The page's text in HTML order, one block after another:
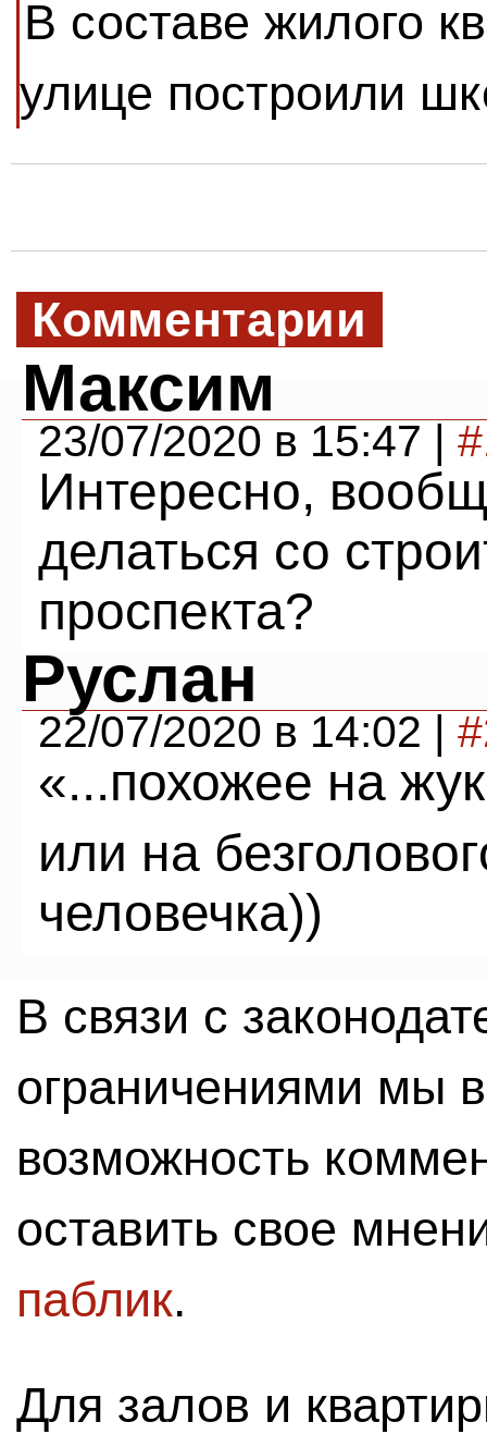
В составе жилого
улице построили
Комментарии
Максим
23/07/2020 в 15:47 |
Интересно,
делаться со
проспекта?
Руслан
22/07/2020 в 14:02 |
«...похожее на
или на
человечка))
В связи с
ограничениями мы
возможность
оставить свое
паблик.
Для залов и